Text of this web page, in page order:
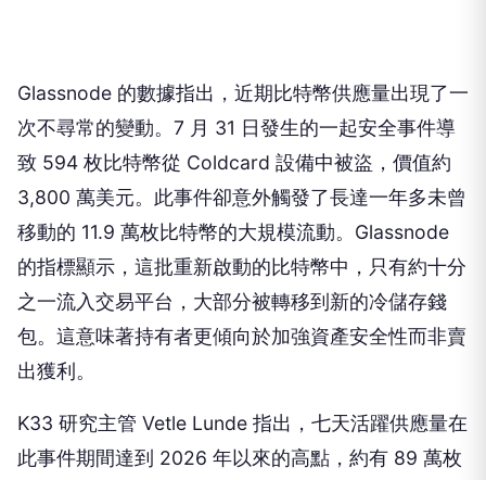
Glassnode 的數據指出，近期比特幣供應量出現了一
次不尋常的變動。7 月 31 日發生的一起安全事件導
致 594 枚比特幣從 Coldcard 設備中被盜，價值約
3,800 萬美元。此事件卻意外觸發了長達一年多未曾
移動的 11.9 萬枚比特幣的大規模流動。Glassnode
的指標顯示，這批重新啟動的比特幣中，只有約十分
之一流入交易平台，大部分被轉移到新的冷儲存錢
包。這意味著持有者更傾向於加強資產安全性而非賣
出獲利。
K33 研究主管 Vetle Lunde 指出，七天活躍供應量在
此事件期間達到 2026 年以來的高點，約有 89 萬枚